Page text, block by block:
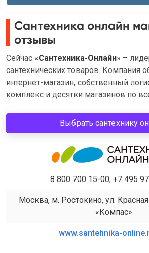
Сантехника онлайн
отзывы
Сейчас «Сантехника-Онлайн» –
сантехнических товаров. Компания
интернет-магазин, собственный
комплекс и десятки магазинов по
Выбрать сантехнику
8 800 700 15-00, +7 495
Москва, м. Ростокино, ул.
«Компас»
www.santehnika-